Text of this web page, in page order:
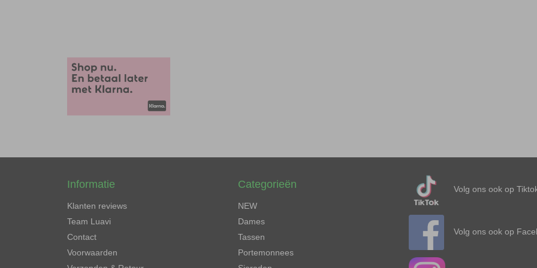
Informatie
Klanten reviews
Team Luavi
Contact
Voorwaarden
Categorieën
NEW
Dames
Tassen
Portemonnees
Volg ons ook op
Volg ons ook op